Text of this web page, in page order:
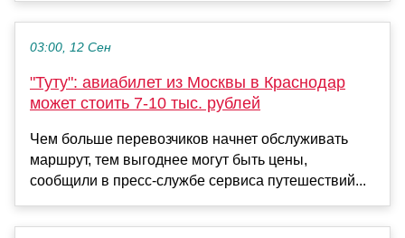
03:00, 12 Сен
"Туту": авиабилет из Москвы в Краснодар
может стоить 7-10 тыс. рублей
Чем больше перевозчиков начнет обслуживать
маршрут, тем выгоднее могут быть цены,
сообщили в пресс-службе сервиса путешествий...